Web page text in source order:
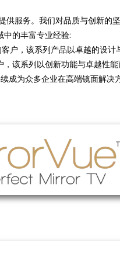
服务。我们对品质与创新的
中的丰富专业经验:
，该系列产品以卓越的设计
系列以创新功能与卓越性能
为众多企业在高端镜面解决